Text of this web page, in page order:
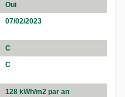
Oui
07/02/2023
C
C
128 kWh/m2 par an